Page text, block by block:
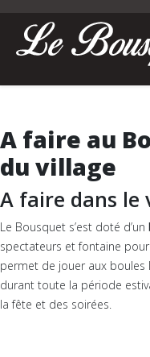
A faire au
du village
A faire dans le
Le Bousquet s’est doté d’un
spectateurs et fontaine pour
permet de jouer aux boules
durant toute la période
la fête et des soirées.